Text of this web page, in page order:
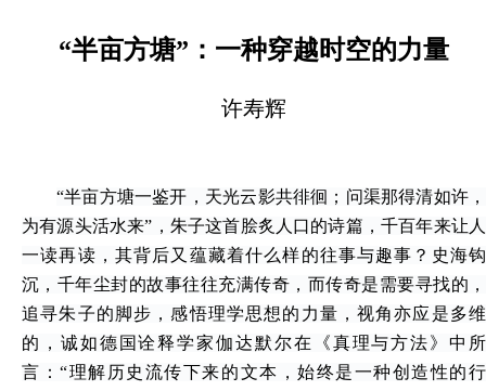
“半亩方塘”：一种穿越时空的力量
许寿辉
“半亩方塘一鉴开，天光云影共徘徊；问渠那得清如许，
为有源头活水来”，朱子这首脍炙人口的诗篇，千百年来让人
一读再读，其背后又蕴藏着什么样的往事与趣事？史海钩
沉，千年尘封的故事往往充满传奇，而传奇是需要寻找的，
追寻朱子的脚步，感悟理学思想的力量，视角亦应是多维
的，诚如德国诠释学家伽达默尔在《真理与方法》中所
言：“理解历史流传下来的文本，始终是一种创造性的行